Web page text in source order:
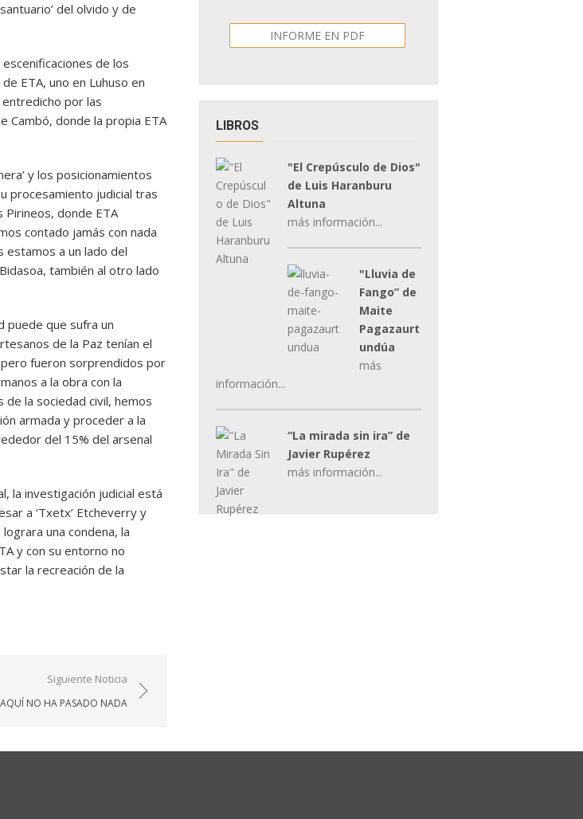
del olvido y de
de los
ETA, uno en Luhuso en
por las
Cambó, donde la propia ETA
y los posicionamientos
procesamiento judicial tras
Pirineos, donde ETA
contado jamás con nada
estamos a un lado del
también al otro lado
puede que sufra un
de la Paz tenían el
fueron sorprendidos por
a la obra con la
la sociedad civil, hemos
armada y proceder a la
del 15% del arsenal
la investigación judicial está
a ‘Txetx’ Etcheverry y
una condena, la
y con su entorno no
la recreación de la
Siguiente Noticia
NO HA PASADO NADA
INFORME EN PDF
LIBROS
"El Crepúsculo de Dios"
de Luis Haranburu
Altuna
más información...
"Lluvia de
Fango” de
Maite
Pagazaurt
undúa
más
información...
“La mirada sin ira” de
Javier Rupérez
más información...